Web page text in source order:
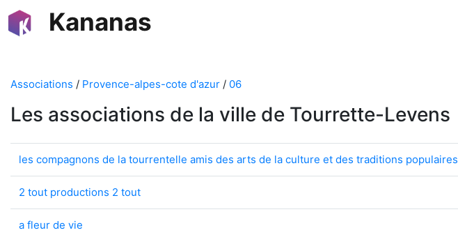
Kananas
Associations / Provence-alpes-cote d'azur / 06
Les associations de la ville de Tourrette-Levens
les compagnons de la tourrentelle amis des arts de la culture et des traditions populaires
2 tout productions 2 tout
a fleur de vie